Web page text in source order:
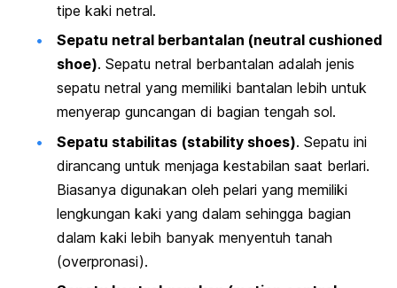
tipe kaki netral.
Sepatu netral berbantalan (neutral cushioned
shoe). Sepatu netral berbantalan adalah jenis
sepatu netral yang memiliki bantalan lebih untuk
menyerap guncangan di bagian tengah sol.
Sepatu stabilitas (stability shoes). Sepatu ini
dirancang untuk menjaga kestabilan saat berlari.
Biasanya digunakan oleh pelari yang memiliki
lengkungan kaki yang dalam sehingga bagian
dalam kaki lebih banyak menyentuh tanah
(overpronasi).